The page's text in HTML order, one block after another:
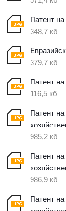
Патент
348,7 кб
379,7 кб
Патент
116,5 кб
Патент
985,2 кб
Патент
986,9 кб
Патент